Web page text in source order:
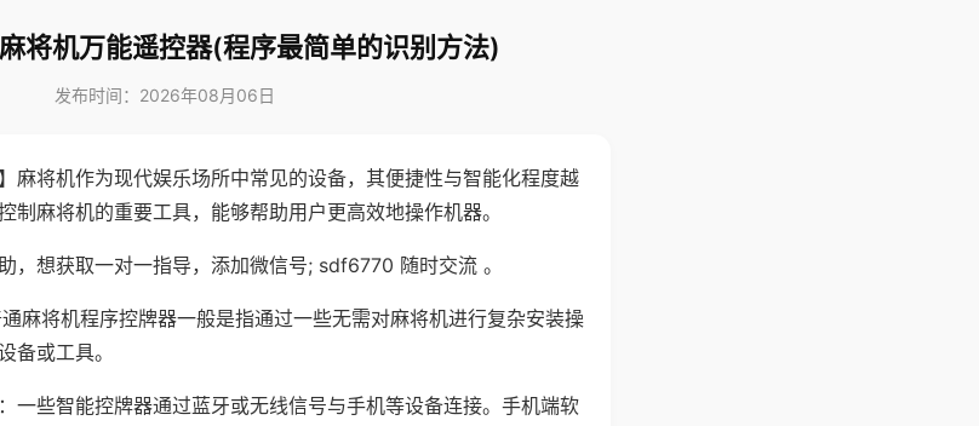
将机万能遥控器(程序最简单的识别方法)
发布时间：2026年08月06日
麻将机作为现代娱乐场所中常见的设备，其便捷性与智能化程度越
制麻将机的重要工具，能够帮助用户更高效地操作机器。
，想获取一对一指导，添加微信号; sdf6770 随时交流 。
麻将机程序控牌器一般是指通过一些无需对麻将机进行复杂安装操
备或工具。
一些智能控牌器通过蓝牙或无线信号与手机等设备连接。手机端软